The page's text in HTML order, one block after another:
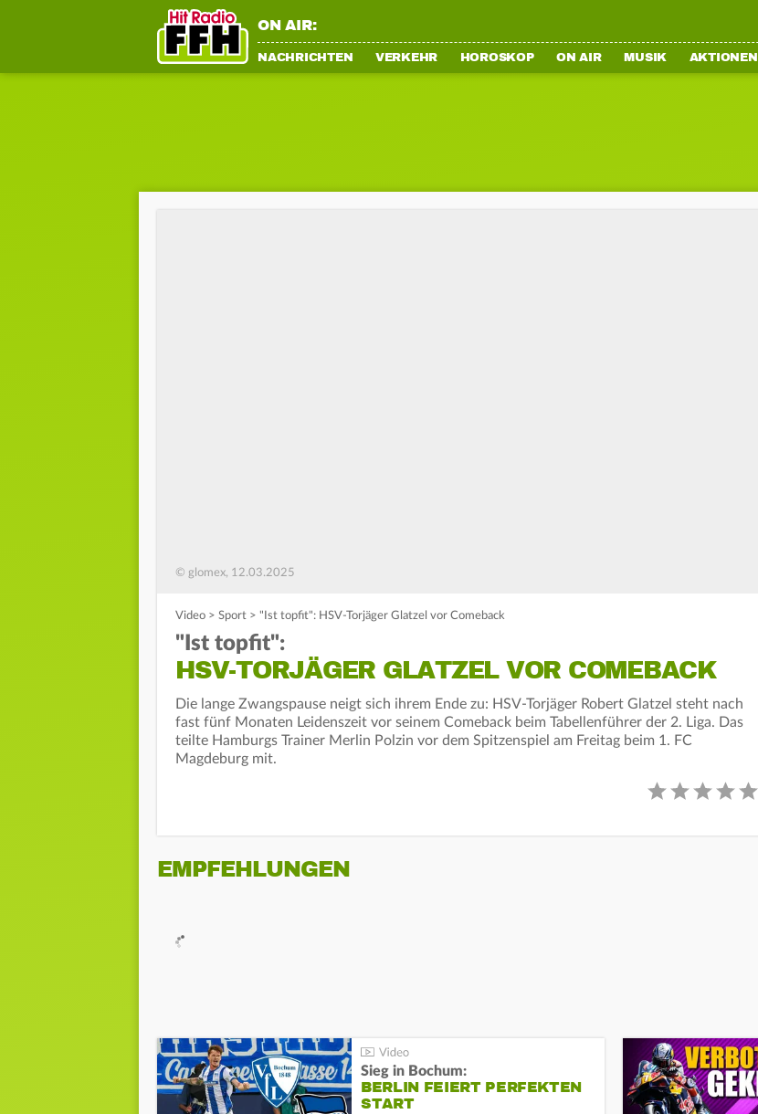
ON AIR:
NACHRICHTEN VERKEHR HOROSKOP ON AIR MUSIK AKTIONEN
© glomex, 12.03.2025
Video > Sport > "Ist topfit": HSV-Torjäger Glatzel vor Comeback
"Ist topfit":
HSV-TORJÄGER GLATZEL VOR COMEBACK
Die lange Zwangspause neigt sich ihrem Ende zu: HSV-Torjäger Robert Glatzel steht nach
fast fünf Monaten Leidenszeit vor seinem Comeback beim Tabellenführer der 2. Liga. Das
teilte Hamburgs Trainer Merlin Polzin vor dem Spitzenspiel am Freitag beim 1. FC
Magdeburg mit.
EMPFEHLUNGEN
Sieg in Bochum:
BERLIN FEIERT PERFEKTEN
START